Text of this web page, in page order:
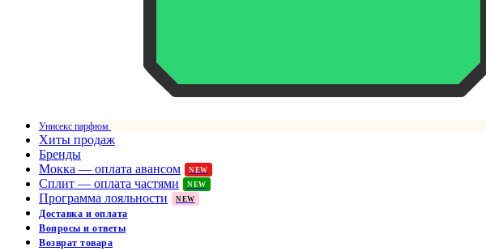
Унисекс парфюм
Хиты продаж
Бренды
Мокка — оплата авансом
NEW
Сплит — оплата частями NEW
Программа лояльности NEW
Доставка и оплата
Вопросы и ответы
Возврат товара